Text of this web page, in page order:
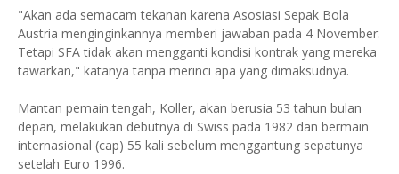
"Akan ada semacam tekanan karena Asosiasi Sepak Bola
Austria menginginkannya memberi jawaban pada 4 November.
Tetapi SFA tidak akan mengganti kondisi kontrak yang mereka
tawarkan," katanya tanpa merinci apa yang dimaksudnya.
Mantan pemain tengah, Koller, akan berusia 53 tahun bulan
depan, melakukan debutnya di Swiss pada 1982 dan bermain
internasional (cap) 55 kali sebelum menggantung sepatunya
setelah Euro 1996.